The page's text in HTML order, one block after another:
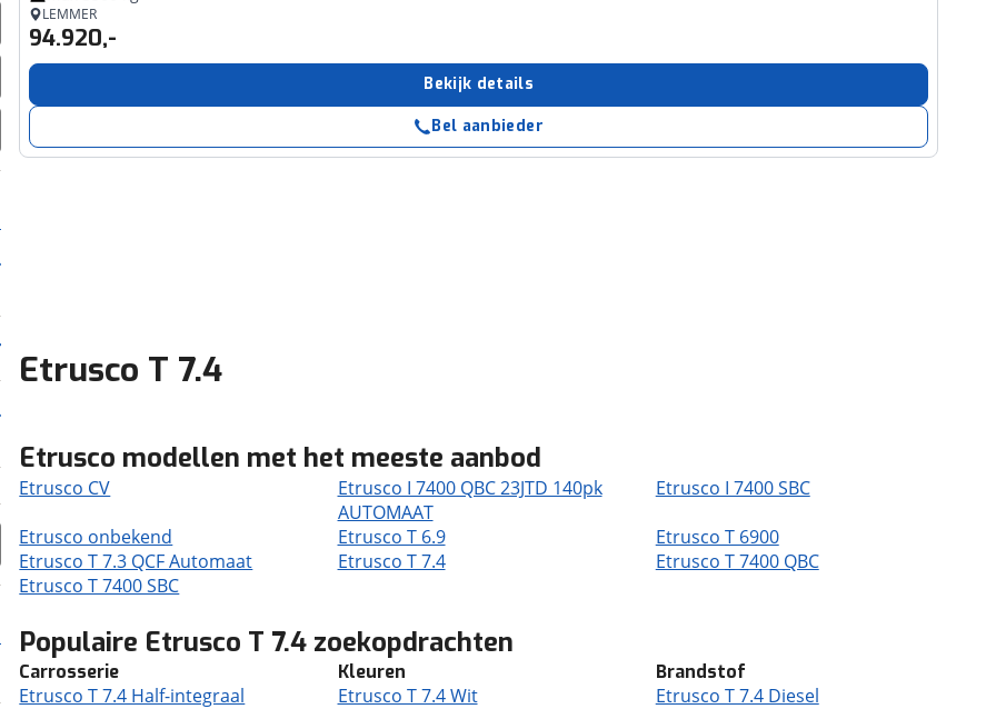
LEMMER
94.920,-
Bekijk details
Bel aanbieder
Etrusco T 7.4
Etrusco modellen met het meeste aanbod
Etrusco CV
Etrusco I 7400 QBC 23JTD 140pk
AUTOMAAT
Etrusco I 7400 SBC
Etrusco onbekend
Etrusco T 6.9
Etrusco T 6900
Etrusco T 7.3 QCF Automaat
Etrusco T 7.4
Etrusco T 7400 QBC
Etrusco T 7400 SBC
Populaire Etrusco T 7.4 zoekopdrachten
Carrosserie
Etrusco T 7.4 Half-integraal
Kleuren
Etrusco T 7.4 Wit
Brandstof
Etrusco T 7.4 Diesel